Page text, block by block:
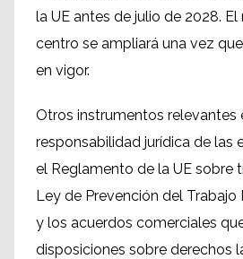
la UE antes de julio de 2028.
centro se ampliará una vez
en vigor.
Otros instrumentos relevantes
responsabilidad jurídica de las
el Reglamento de la UE sobre
Ley de Prevención del Trabajo
y los acuerdos comerciales
disposiciones sobre derechos